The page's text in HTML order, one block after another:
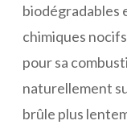
biodégradables
chimiques
pour sa
naturellement
brûle plus